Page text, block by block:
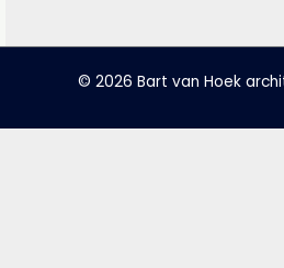
© 2026 Bart van Hoek